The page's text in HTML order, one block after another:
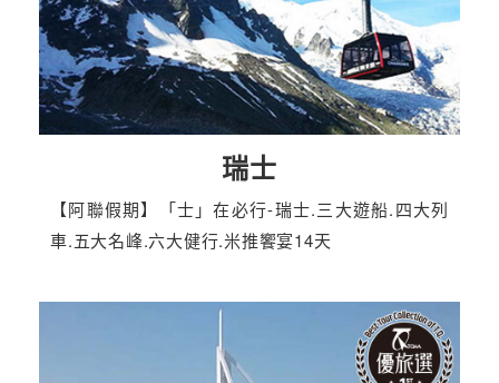
瑞士
【阿聯假期】「士」在必行-瑞士.三大遊船.四大列
車.五大名峰.六大健行.米推饗宴14天